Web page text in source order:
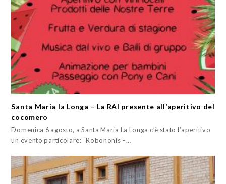
Santa Maria la Longa – La RAI presente all’aperitivo del
cocomero
Domenica 6 agosto, a Santa Maria La Longa c’è stato l’aperitivo
un evento particolare: “Robononis –…